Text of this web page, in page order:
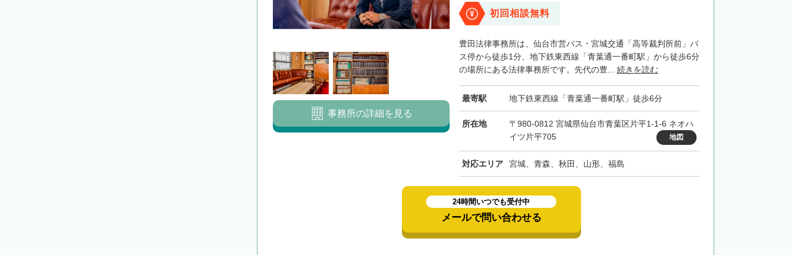
初回相談無料
豊田法律事務所は、仙台市営バス・宮城交通「高等裁判所前」バ
ス停から徒歩1分、地下鉄東西線「青葉通一番町駅」から徒歩6分
の場所にある法律事務所です。先代の豊... 続きを読む
最寄駅 地下鉄東西線「青葉通一番町駅」徒歩6分
所在地
〒980-0812 宮城県仙台市青葉区片平1-1-6 ネオハ
イツ片平705
地図
対応エリア 宮城、青森、秋田、山形、福島
事務所の詳細を見る
24時間いつでも受付中
メールで問い合わせる